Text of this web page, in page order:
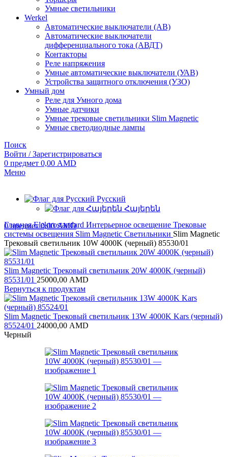
Умные светильники
Werkel
Автоматические выключатели (АВ)
Автоматические выключатели
дифференциального тока (АВДТ)
Контакторы
Реле напряжения
Умные автоматические выключатели (УАВ)
Устройства защитного отключения (УЗО)
Умный дом
Реле для Умного дома
Умные датчики
Умные трековые светильники Slim Magnetic
Умные светодиодные лампы
Поиск
Войти / Зарегистрироваться
0 предмет 0,00 AMD
Меню
Русский
Հայերեն
0предмет 0,00AMD
ГлавнаяElektrostandard Интерьерное освещение Трековые
системы освещения Slim Magnetic Светильники Slim Magnetic
Трековый светильник 10W 4000K (черный) 85530/01
Slim Magnetic Трековый светильник 20W 4000K (черный)
85531/01 25000,00 AMD
Вернуться к продуктам
Slim Magnetic Трековый светильник 13W 4000K Kars (черный)
85524/01 24000,00 AMD
Черный